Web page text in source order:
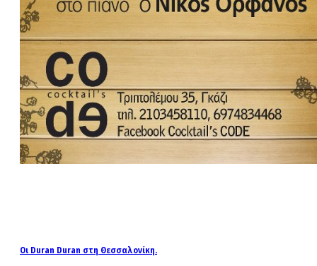
Οι Duran Duran στη Θεσσαλονίκη.